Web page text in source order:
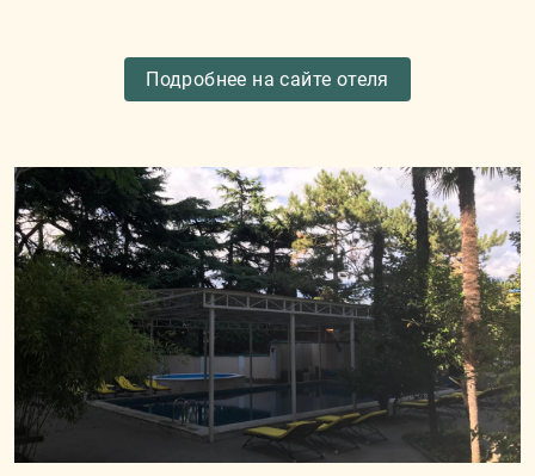
Подробнее на сайте отеля